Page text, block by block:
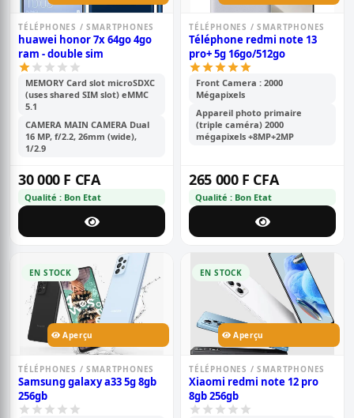
TÉLÉPHONES / SMARTPHONES
huawei honor 7x 64go 4go
ram - double sim
MEMORY Card slot microSDXC
(uses shared SIM slot) eMMC
5.1
CAMERA MAIN CAMERA Dual
16 MP, f/2.2, 26mm (wide),
1/2.9
30 000 F CFA
Qualité : Bon Etat
TÉLÉPHONES / SMARTPHONES
Téléphone redmi note 13
pro+ 5g 16go/512go
Front Camera : 2000
Mégapixels
Appareil photo primaire
(triple caméra) 2000
mégapixels +8MP+2MP
265 000 F CFA
Qualité : Bon Etat
EN STOCK
Aperçu
TÉLÉPHONES / SMARTPHONES
Samsung galaxy a33 5g 8gb
256gb
EN STOCK
Aperçu
TÉLÉPHONES / SMARTPHONES
Xiaomi redmi note 12 pro
8gb 256gb